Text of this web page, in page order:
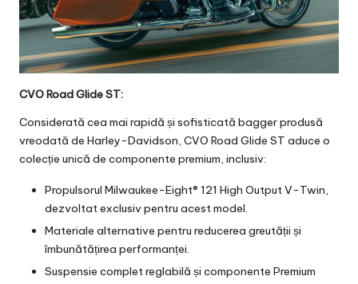
CVO Road Glide ST:
Considerată cea mai rapidă și sofisticată bagger produsă
vreodată de Harley-Davidson, CVO Road Glide ST aduce o
colecție unică de componente premium, inclusiv:
Propulsorul Milwaukee-Eight® 121 High Output V-Twin,
dezvoltat exclusiv pentru acest model.
Materiale alternative pentru reducerea greutății și
îmbunătățirea performanței.
Suspensie complet reglabilă și componente Premium